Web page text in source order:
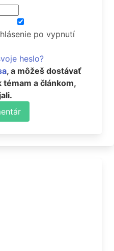
po vypnutí
heslo?
, a môžeš dostávať
témam a článkom,